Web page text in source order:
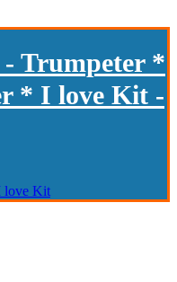
- Trumpeter *
* I love Kit -
love Kit